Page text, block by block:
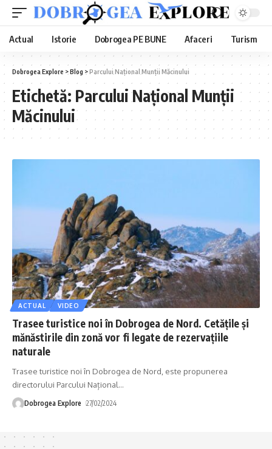
Actual Istorie Dobrogea PE BUNE Afaceri Turism
Dobrogea Explore >Blog >Parcului Național Munții Măcinului
Etichetă: Parcului Național Munții
Măcinului
ACTUAL VIDEO
Trasee turistice noi în Dobrogea de Nord. Cetățile și
mănăstirile din zonă vor fi legate de rezervațiile
naturale
Trasee turistice noi în Dobrogea de Nord, este propunerea
directorului Parcului Național…
Dobrogea Explore 27/02/2024